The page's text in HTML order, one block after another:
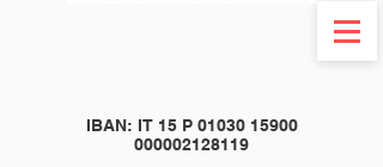
IBAN: IT 15 P 01030 15900
000002128119